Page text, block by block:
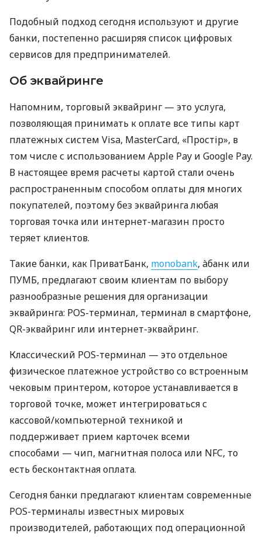
Подобный подход сегодня используют и другие
банки, постепенно расширяя список цифровых
сервисов для предпринимателей.
Об эквайринге
Напомним, торговый эквайринг — это услуга,
позволяющая принимать к оплате все типы карт
платежных систем Visa, MasterCard, «Простір», в
том числе с использованием Apple Pay и Google Pay.
В настоящее время расчеты картой стали очень
распространенным способом оплаты для многих
покупателей, поэтому без эквайринга любая
торговая точка или интернет-магазин просто
теряет клиентов.
Такие банки, как ПриватБанк, monobank, àбанк или
ПУМБ, предлагают своим клиентам по выбору
разнообразные решения для организации
эквайринга: POS-терминал, терминал в смартфоне,
QR-эквайринг или интернет-эквайринг.
Классический POS-терминал — это отдельное
физическое платежное устройство со встроенным
чековым принтером, которое устанавливается в
торговой точке, может интегрироваться с
кассовой/компьютерной техникой и
поддерживает прием карточек всеми
способами — чип, магнитная полоса или NFC, то
есть бесконтактная оплата.
Сегодня банки предлагают клиентам современные
POS-терминалы известных мировых
производителей, работающих под операционной